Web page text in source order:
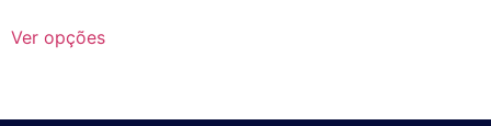
Ver opções